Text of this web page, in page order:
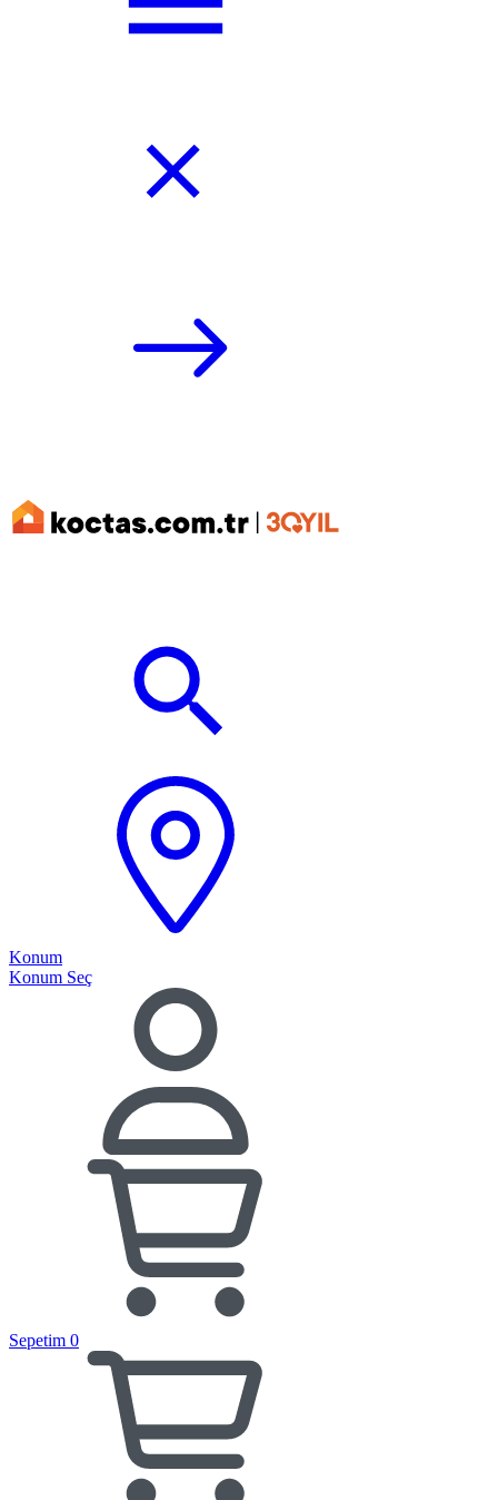
Konum
Konum Seç
Sepetim 0